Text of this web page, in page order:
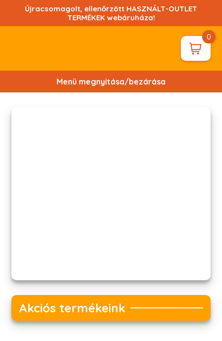
tartalomhoz!
Újracsomagolt, ellenőrzött HASZNÁLT-OUTLET
TERMÉKEK webáruháza!
0
Menü megnyitása/bezárása
Akciós termékeink